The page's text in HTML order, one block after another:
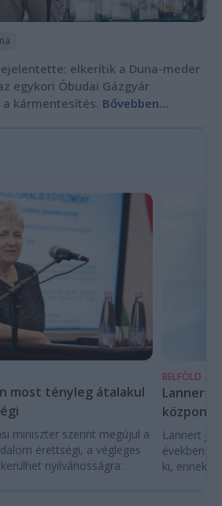
elkerítik a Duna-meder
egykori Óbudai Gázgyár
kármentesítés. Bővebben...
most tényleg átalakul
miniszter szerint megújul a
érettségi, a végleges
nyilvánosságra.
BELFÖLD
Lannert
Lannert
években
ki, ennek